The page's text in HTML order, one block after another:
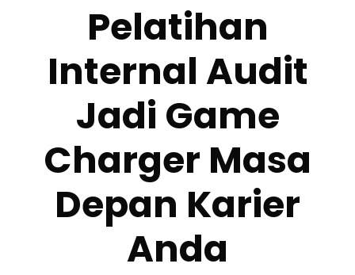
Pelatihan
Internal Audit
Jadi Game
Charger Masa
Depan Karier
Anda